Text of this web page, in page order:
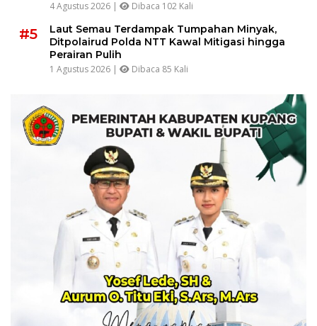
4 Agustus 2026 | Dibaca 102 Kali
#5
Laut Semau Terdampak Tumpahan Minyak,
Ditpolairud Polda NTT Kawal Mitigasi hingga
Perairan Pulih
1 Agustus 2026 | Dibaca 85 Kali